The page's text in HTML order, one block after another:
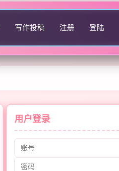
写作投稿 注册 登陆
用户登录